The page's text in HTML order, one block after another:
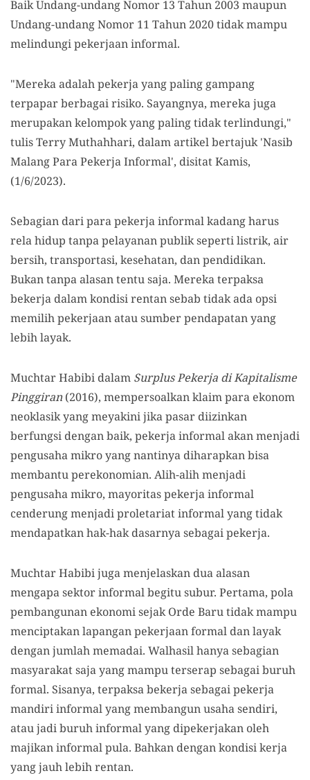
Baik Undang-undang Nomor 13 Tahun 2003 maupun
Undang-undang Nomor 11 Tahun 2020 tidak mampu
melindungi pekerjaan informal.
"Mereka adalah pekerja yang paling gampang
terpapar berbagai risiko. Sayangnya, mereka juga
merupakan kelompok yang paling tidak terlindungi,"
tulis Terry Muthahhari, dalam artikel bertajuk 'Nasib
Malang Para Pekerja Informal', disitat Kamis,
(1/6/2023).
Sebagian dari para pekerja informal kadang harus
rela hidup tanpa pelayanan publik seperti listrik, air
bersih, transportasi, kesehatan, dan pendidikan.
Bukan tanpa alasan tentu saja. Mereka terpaksa
bekerja dalam kondisi rentan sebab tidak ada opsi
memilih pekerjaan atau sumber pendapatan yang
lebih layak.
Muchtar Habibi dalam Surplus Pekerja di Kapitalisme
Pinggiran (2016), mempersoalkan klaim para ekonom
neoklasik yang meyakini jika pasar diizinkan
berfungsi dengan baik, pekerja informal akan menjadi
pengusaha mikro yang nantinya diharapkan bisa
membantu perekonomian. Alih-alih menjadi
pengusaha mikro, mayoritas pekerja informal
cenderung menjadi proletariat informal yang tidak
mendapatkan hak-hak dasarnya sebagai pekerja.
Muchtar Habibi juga menjelaskan dua alasan
mengapa sektor informal begitu subur. Pertama, pola
pembangunan ekonomi sejak Orde Baru tidak mampu
menciptakan lapangan pekerjaan formal dan layak
dengan jumlah memadai. Walhasil hanya sebagian
masyarakat saja yang mampu terserap sebagai buruh
formal. Sisanya, terpaksa bekerja sebagai pekerja
mandiri informal yang membangun usaha sendiri,
atau jadi buruh informal yang dipekerjakan oleh
majikan informal pula. Bahkan dengan kondisi kerja
yang jauh lebih rentan.